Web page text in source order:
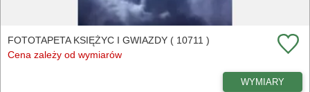
FOTOTAPETA KSIĘŻYC I GWIAZDY ( 10711 )
Cena zależy od wymiarów
WYMIARY